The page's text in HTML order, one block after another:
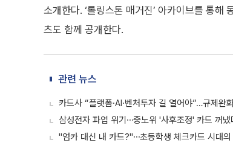
소개한다. ‘롤링스톤 매거진’ 아카이브를 통
츠도 함께 공개한다.
관련 뉴스
카드사 “플랫폼·AI·벤처투자 길 열어야”…규제완
삼성전자 파업 위기⋯중노위 '사후조정' 카드 꺼냈
"엄카 대신 내 카드?"⋯초등학생 체크카드 시대의